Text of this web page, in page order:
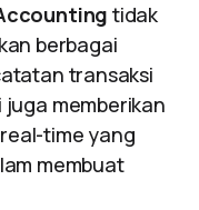
tidak
berbagai
transaksi
memberikan
time yang
membuat